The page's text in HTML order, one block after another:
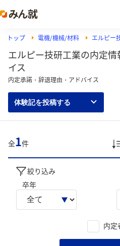
トップ 電機/機械/材料 エルピー
エルピー技研工業の内定
イス
内定承諾・辞退理由・アドバイス
体験記を投稿する
全1件
絞り込み
卒年
内定